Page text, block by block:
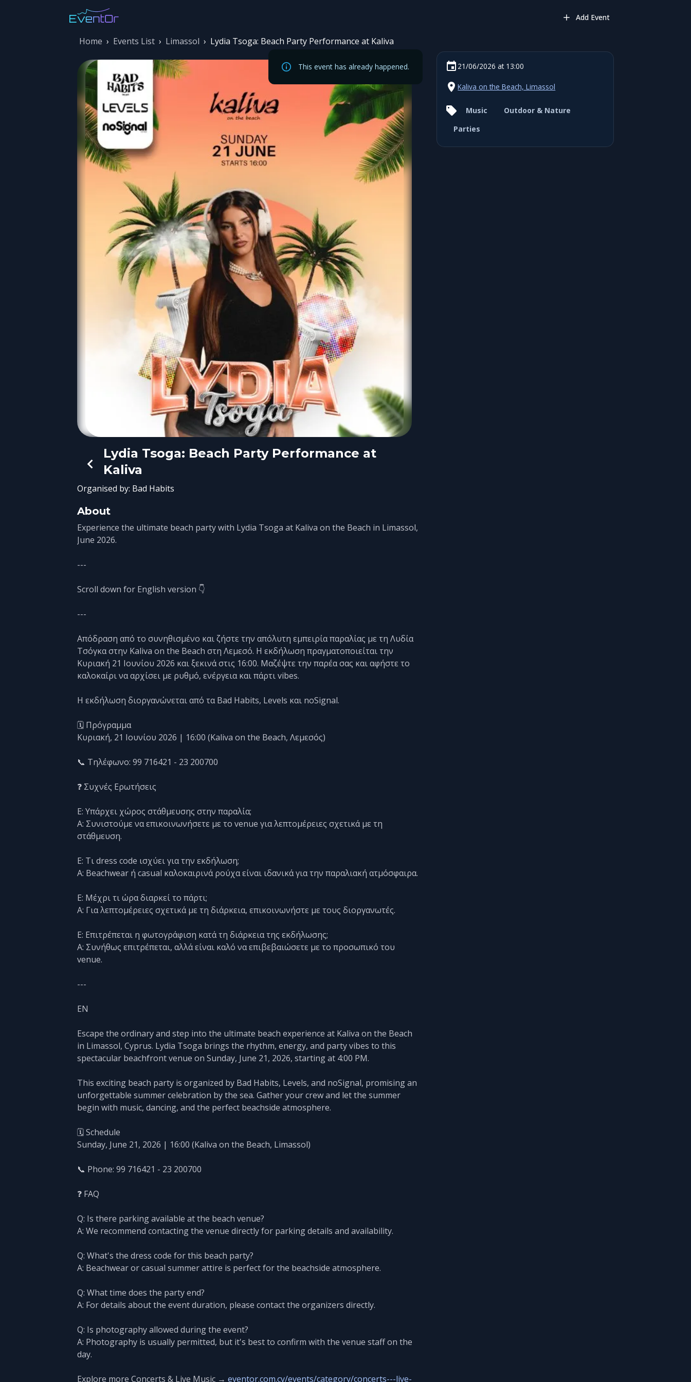
Add Event
This event has already happened.
Home › Events List › Limassol › Lydia Tsoga: Beach Party Performance at Kaliva
Lydia Tsoga: Beach Party Performance at
Kaliva
Organised by: Bad Habits
21/06/2026 at 13:00
Kaliva on the Beach, Limassol
Music
Outdoor & Nature
Parties
About
Experience the ultimate beach party with Lydia Tsoga at Kaliva on the Beach in Limassol,
June 2026.
---
Scroll down for English version 👇
---
Απόδραση από το συνηθισμένο και ζήστε την απόλυτη εμπειρία παραλίας με τη Λυδία
Τσόγκα στην Kaliva on the Beach στη Λεμεσό. Η εκδήλωση πραγματοποιείται την
Κυριακή 21 Ιουνίου 2026 και ξεκινά στις 16:00. Μαζέψτε την παρέα σας και αφήστε το
καλοκαίρι να αρχίσει με ρυθμό, ενέργεια και πάρτι vibes.
Η εκδήλωση διοργανώνεται από τα Bad Habits, Levels και noSignal.
🗓️ Πρόγραμμα
Κυριακή, 21 Ιουνίου 2026 | 16:00 (Kaliva on the Beach, Λεμεσός)
📞 Τηλέφωνο: 99 716421 - 23 200700
❓ Συχνές Ερωτήσεις
Ε: Υπάρχει χώρος στάθμευσης στην παραλία;
Α: Συνιστούμε να επικοινωνήσετε με το venue για λεπτομέρειες σχετικά με τη
στάθμευση.
Ε: Τι dress code ισχύει για την εκδήλωση;
Α: Beachwear ή casual καλοκαιρινά ρούχα είναι ιδανικά για την παραλιακή ατμόσφαιρα.
Ε: Μέχρι τι ώρα διαρκεί το πάρτι;
Α: Για λεπτομέρειες σχετικά με τη διάρκεια, επικοινωνήστε με τους διοργανωτές.
Ε: Επιτρέπεται η φωτογράφιση κατά τη διάρκεια της εκδήλωσης;
Α: Συνήθως επιτρέπεται, αλλά είναι καλό να επιβεβαιώσετε με το προσωπικό του
venue.
---
EN
Escape the ordinary and step into the ultimate beach experience at Kaliva on the Beach
in Limassol, Cyprus. Lydia Tsoga brings the rhythm, energy, and party vibes to this
spectacular beachfront venue on Sunday, June 21, 2026, starting at 4:00 PM.
This exciting beach party is organized by Bad Habits, Levels, and noSignal, promising an
unforgettable summer celebration by the sea. Gather your crew and let the summer
begin with music, dancing, and the perfect beachside atmosphere.
🗓️ Schedule
Sunday, June 21, 2026 | 16:00 (Kaliva on the Beach, Limassol)
📞 Phone: 99 716421 - 23 200700
❓ FAQ
Q: Is there parking available at the beach venue?
A: We recommend contacting the venue directly for parking details and availability.
Q: What's the dress code for this beach party?
A: Beachwear or casual summer attire is perfect for the beachside atmosphere.
Q: What time does the party end?
A: For details about the event duration, please contact the organizers directly.
Q: Is photography allowed during the event?
A: Photography is usually permitted, but it's best to confirm with the venue staff on the
day.
Explore more Concerts & Live Music →eventor.com.cy/events/category/concerts---live-